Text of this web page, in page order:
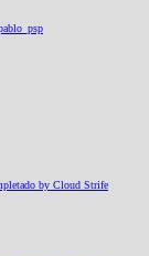
by Cloud Strife